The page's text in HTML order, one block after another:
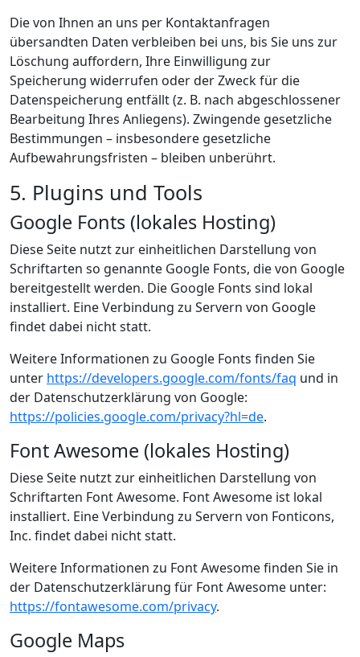
Die von Ihnen an uns per Kontaktanfragen
übersandten Daten verbleiben bei uns, bis Sie uns zur
Löschung auffordern, Ihre Einwilligung zur
Speicherung widerrufen oder der Zweck für die
Datenspeicherung entfällt (z. B. nach abgeschlossener
Bearbeitung Ihres Anliegens). Zwingende gesetzliche
Bestimmungen – insbesondere gesetzliche
Aufbewahrungsfristen – bleiben unberührt.
5. Plugins und Tools
Google Fonts (lokales Hosting)
Diese Seite nutzt zur einheitlichen Darstellung von
Schriftarten so genannte Google Fonts, die von Google
bereitgestellt werden. Die Google Fonts sind lokal
installiert. Eine Verbindung zu Servern von Google
findet dabei nicht statt.
Weitere Informationen zu Google Fonts finden Sie
unter https://developers.google.com/fonts/faq und in
der Datenschutzerklärung von Google:
https://policies.google.com/privacy?hl=de.
Font Awesome (lokales Hosting)
Diese Seite nutzt zur einheitlichen Darstellung von
Schriftarten Font Awesome. Font Awesome ist lokal
installiert. Eine Verbindung zu Servern von Fonticons,
Inc. findet dabei nicht statt.
Weitere Informationen zu Font Awesome finden Sie in
der Datenschutzerklärung für Font Awesome unter:
https://fontawesome.com/privacy.
Google Maps